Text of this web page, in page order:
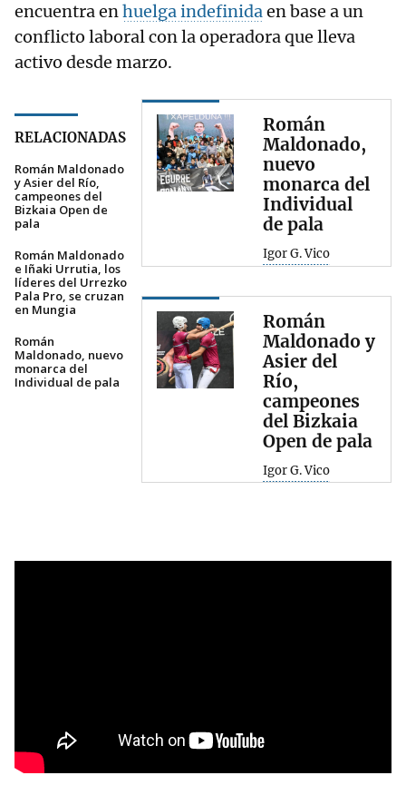
encuentra enhuelga indefinidaen base a un
conflicto laboral con la operadora que lleva
activo desde marzo.
RELACIONADAS
Román Maldonado
y Asier del Río,
campeones del
Bizkaia Open de
pala
Román Maldonado
e Iñaki Urrutia, los
líderes del Urrezko
Pala Pro, se cruzan
en Mungia
Román
Maldonado, nuevo
monarca del
Individual de pala
Román
Maldonado,
nuevo
monarca del
Individual
de pala
Igor G. Vico
Román
Maldonado y
Asier del
Río,
campeones
del Bizkaia
Open de pala
Igor G. Vico